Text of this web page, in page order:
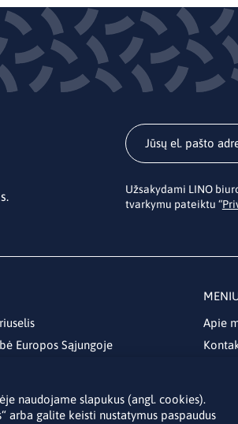
Užsakydami LINO
tvarkymu pateiktu “
Europos Sąjungoje
Apie
naudojame slapukus (angl. cookies).
arba galite keisti nustatymus paspaudus